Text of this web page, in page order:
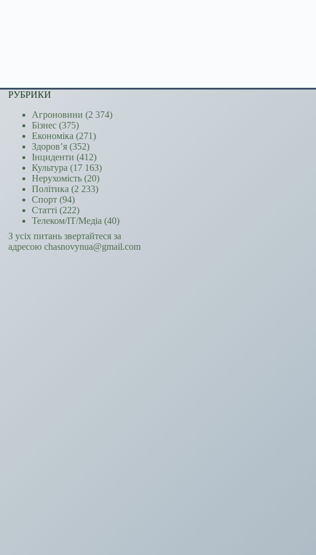
РУБРИКИ
Агроновини (2 374)
Бізнес (375)
Економіка (271)
Здоров’я (352)
Інциденти (412)
Культура (17 163)
Нерухомість (20)
Політика (2 233)
Спорт (94)
Статті (222)
Телеком/ІТ/Медіа (40)
З усіх питань звертайтеся за
адресою chasnovynua@gmail.com